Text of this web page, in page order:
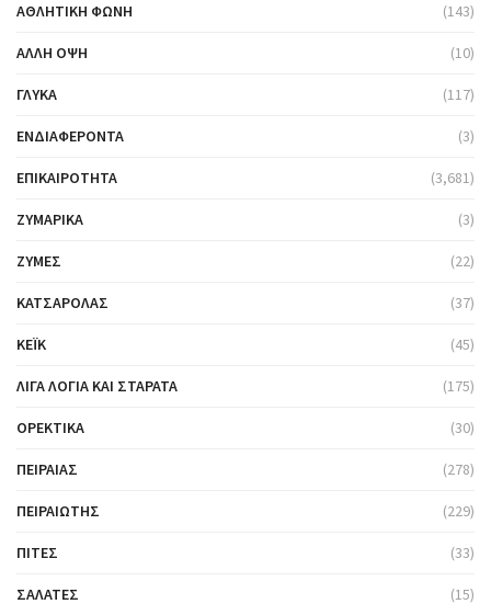
ΑΘΛΗΤΙΚΉ ΦΩΝΉ (143)
ΆΛΛΗ ΌΨΗ (10)
ΓΛΥΚΆ (117)
ΕΝΔΙΑΦΈΡΟΝΤΑ (3)
ΕΠΙΚΑΙΡΌΤΗΤΑ (3,681)
ΖΥΜΑΡΙΚΆ (3)
ΖΎΜΕΣ (22)
ΚΑΤΣΑΡΌΛΑΣ (37)
ΚΈΙΚ (45)
ΛΊΓΑ ΛΌΓΙΑ ΚΑΙ ΣΤΑΡΆΤΑ (175)
ΟΡΕΚΤΙΚΆ (30)
ΠΕΙΡΑΙΆΣ (278)
ΠΕΙΡΑΙΏΤΗΣ (229)
ΠΊΤΕΣ (33)
ΣΑΛΆΤΕΣ (15)